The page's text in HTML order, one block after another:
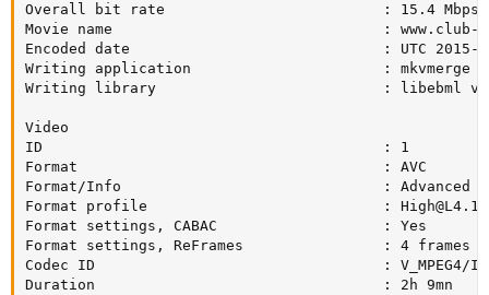
Overall bit rate                         : 15.4 Mbps
Movie name                               : www.club-
Encoded date                             : UTC 2015-
Writing application                      : mkvmerge
Writing library                          : libebml
Video
ID                                       : 1
Format                                   : AVC
Format/Info                              : Advanced
Format profile                           : High@L4.1
Format settings, CABAC                   : Yes
Format settings, ReFrames                : 4 frames
Codec ID                                 : V_MPEG4/
Duration                                 : 2h 9mn